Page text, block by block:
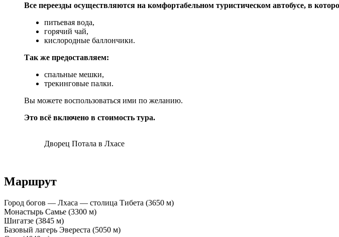
Все переезды осуществляются на комфортабельном туристическом автобусе, в
питьевая вода,
горячий чай,
кислородные баллончики.
Так же предоставляем:
спальные мешки,
трекинговые палки.
Вы можете воспользоваться ими по желанию.
Это всё включено в стоимость тура.
Дворец Потала в Лхасе
Маршрут
Город богов — Лхаса — столица Тибета (3650 м)
Монастырь Самье (3300 м)
Шигатзе (3845 м)
Базовый лагерь Эвереста (5050 м)